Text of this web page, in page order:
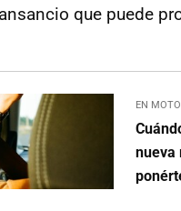
que puede
EN
nueva